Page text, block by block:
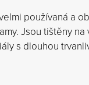
používaná a
Jsou tištěny na
s dlouhou